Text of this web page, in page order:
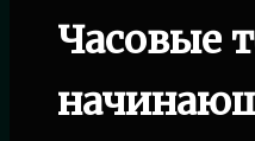
Часовые